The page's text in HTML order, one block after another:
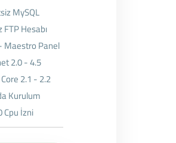
MySQL
Hesabı
Maestro Panel
2.0 - 4.5
2.1 - 2.2
Kurulum
Cpu İzni